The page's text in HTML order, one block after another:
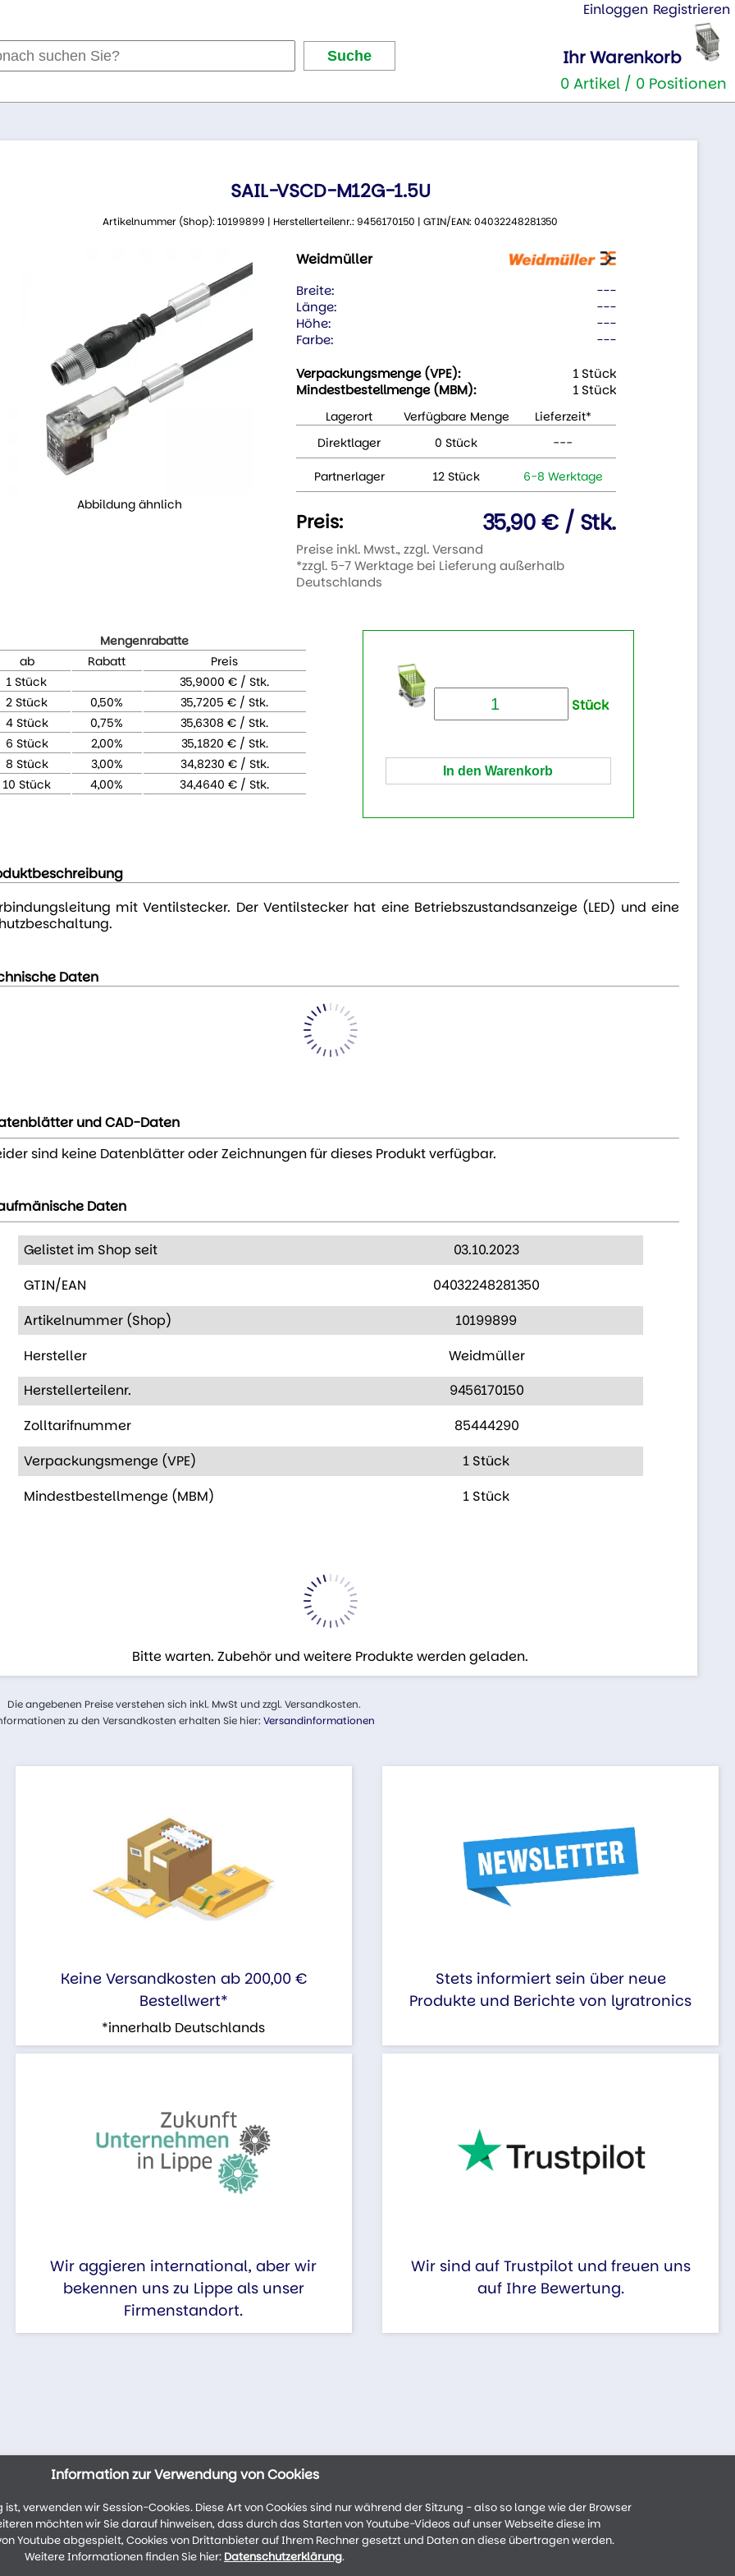
Einloggen Registrieren
Ihr Warenkorb
0 Artikel / 0 Positionen
SAIL-VSCD-M12G-1.5U
Artikelnummer (Shop): 10199899 | Herstellerteilenr.: 9456170150 | GTIN/EAN: 04032248281350
Abbildung ähnlich
Weidmüller
Breite:
---
Länge:
---
Höhe:
---
Farbe:
---
Verpackungsmenge (VPE):
1 Stück
Mindestbestellmenge (MBM):
1 Stück
Lagerort Verfügbare Menge
Lieferzeit*
Direktlager
0 Stück ---
Partnerlager 12 Stück 6-8 Werktage
Preis: 35,90 € / Stk.
Preise inkl. Mwst., zzgl. Versand
*zzgl. 5-7 Werktage bei Lieferung außerhalb
Deutschlands
Mengenrabatte
ab
Rabatt
Preis
1 Stück
35,9000 € / Stk.
2 Stück
0,50%
35,7205 € / Stk.
4 Stück
0,75%
35,6308 € / Stk.
6 Stück
2,00%
35,1820 € / Stk.
8 Stück
3,00%
34,8230 € / Stk.
10 Stück
4,00% 34,4640 € / Stk.
Stück
mit Ventilstecker. Der Ventilstecker hat eine Betriebszustandsanzeige (LED) und eine
Daten
und CAD-Daten
sind keine Datenblätter oder Zeichnungen für dieses Produkt verfügbar.
Daten
Gelistet im Shop seit
03.10.2023
GTIN/EAN
04032248281350
Artikelnummer (Shop)
10199899
Hersteller
Weidmüller
Herstellerteilenr.
9456170150
Zolltarifnummer
85444290
Verpackungsmenge (VPE)
1 Stück
Mindestbestellmenge (MBM)
1 Stück
Bitte warten. Zubehör und weitere Produkte werden geladen.
Die angebenen Preise verstehen sich inkl. MwSt und zzgl. Versandkosten.
zu den Versandkosten erhalten Sie hier: Versandinformationen
Keine Versandkosten ab 200,00 €
Bestellwert*
*innerhalb Deutschlands
Stets informiert sein über neue
Produkte und Berichte von lyratronics
Wir aggieren international, aber wir
bekennen uns zu Lippe als unser
Firmenstandort.
Wir sind auf Trustpilot und freuen uns
auf Ihre Bewertung.
Information zur Verwendung von Cookies
verwenden wir Session-Cookies. Diese Art von Cookies sind nur während der Sitzung - also so lange wie der Browser
möchten wir Sie darauf hinweisen, dass durch das Starten von Youtube-Videos auf unser Webseite diese im
Youtube abgespielt, Cookies von Drittanbieter auf Ihrem Rechner gesetzt und Daten an diese übertragen werden.
Weitere Informationen finden Sie hier: Datenschutzerklärung.